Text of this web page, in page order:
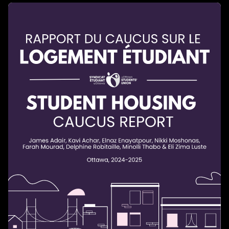
Le loyer moyen payé par les étudiant·e·s interrogé·e·s
Les étudiant·e·s de l'Ontario doivent payer un loyer
moyen plus élevé (935,4 $) que ceux et celles du
Sur le plan financier, 25 % (n = 106) des répondant·e·s
dépendent uniquement de leur revenu d'emploi. Un·e
étudiant·e gagnant le salaire minimum à Ottawa (17,20
$/h) devrait travailler 54 heures par mois rien que
frais de scolarité, de nourriture et de transport.
De plus, les étudiant·e·s qui louent auprès de bailleurs
corporatifs paient en moyenne 1 019,6 $ par mois, un
prix nettement plus élevé que les autres, soit 75,26 $
de plus que les locateur·trice·s de petite échelle et
160,7 $ de plus que les locateur·trice·s d’échelle
moyenne.